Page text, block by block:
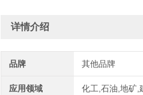
详情介绍
品牌 其他品牌
应用领域 化工,石油,地矿,